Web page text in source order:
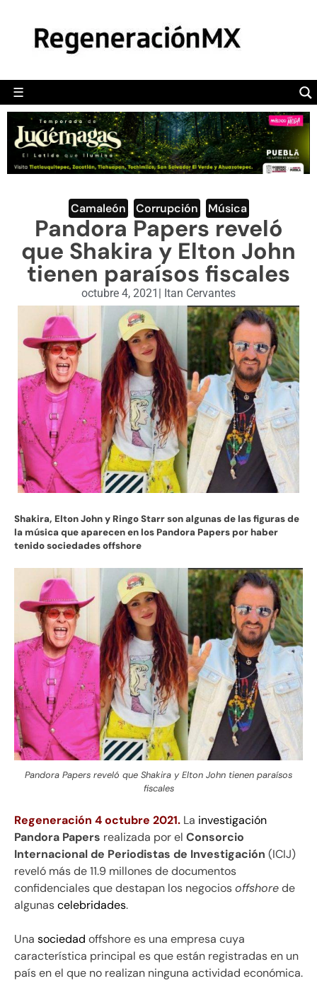
☰
POLÍTICA
CAMALEÓN
OPINIÓN
DEPORTES
ENGLISH SECTION
VIDEOS
Camaleón Corrupción Música
Pandora Papers reveló
que Shakira y Elton John
tienen paraísos fiscales
octubre 4, 2021 | Itan Cervantes
Shakira, Elton John y Ringo Starr son algunas de las figuras de
la música que aparecen en los Pandora Papers por haber
tenido sociedades offshore
Pandora Papers reveló que Shakira y Elton John tienen paraísos
fiscales
Regeneración 4 octubre 2021. La investigación
Pandora Papers realizada por el Consorcio
Internacional de Periodistas de Investigación (ICIJ)
reveló más de 11.9 millones de documentos
confidenciales que destapan los negociosoffshorede
algunascelebridades.
Una sociedad offshore es una empresa cuya
característica principal es que están registradas en un
país en el que no realizan ninguna actividad económica.